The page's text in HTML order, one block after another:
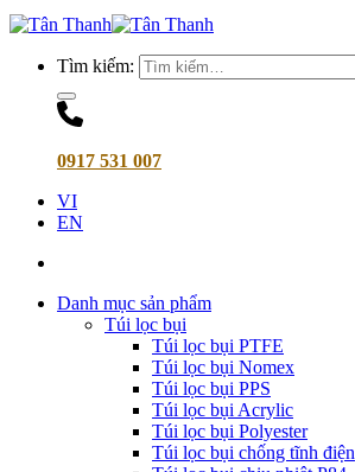
Tìm kiếm:
0917 531 007
VI
EN
Danh mục sản phẩm
Túi lọc bụi
Túi lọc bụi PTFE
Túi lọc bụi Nomex
Túi lọc bụi PPS
Túi lọc bụi Acrylic
Túi lọc bụi Polyester
Túi lọc bụi chống tĩnh điện